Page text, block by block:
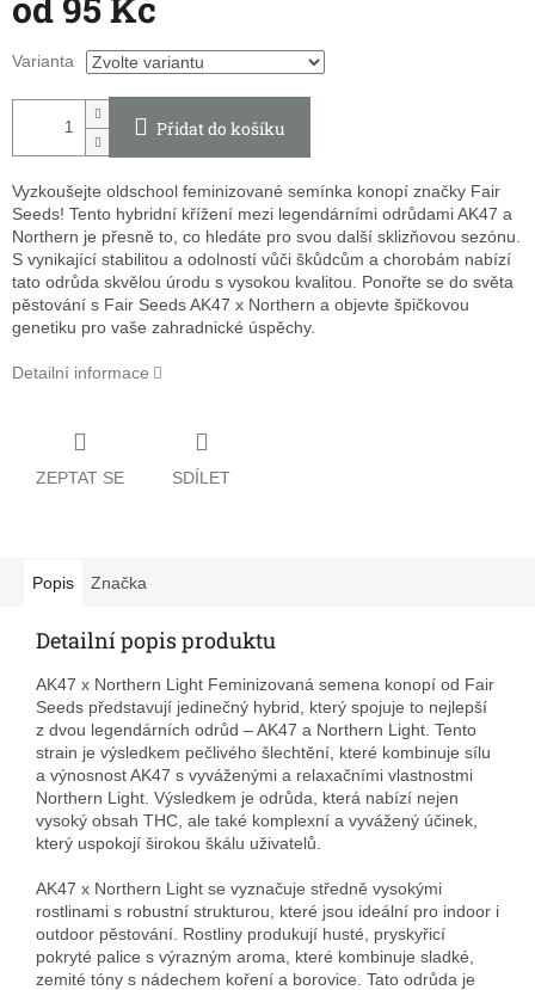
od 95 Kč
Měrná
cena:
Varianta
Přidat do košíku
Vyzkoušejte oldschool feminizované semínka konopí značky Fair
Seeds! Tento hybridní křížení mezi legendárními odrůdami AK47 a
Northern je přesně to, co hledáte pro svou další sklizňovou sezónu.
S vynikající stabilitou a odolností vůči škůdcům a chorobám nabízí
tato odrůda skvělou úrodu s vysokou kvalitou. Ponořte se do světa
pěstování s Fair Seeds AK47 x Northern a objevte špičkovou
genetiku pro vaše zahradnické úspěchy.
Detailní informace
ZEPTAT SE SDÍLET
Popis Značka
Detailní popis produktu
AK47 x Northern Light Feminizovaná semena konopí od Fair
Seeds představují jedinečný hybrid, který spojuje to nejlepší
z dvou legendárních odrůd – AK47 a Northern Light. Tento
strain je výsledkem pečlivého šlechtění, které kombinuje sílu
a výnosnost AK47 s vyváženými a relaxačními vlastnostmi
Northern Light. Výsledkem je odrůda, která nabízí nejen
vysoký obsah THC, ale také komplexní a vyvážený účinek,
který uspokojí širokou škálu uživatelů.
AK47 x Northern Light se vyznačuje středně vysokými
rostlinami s robustní strukturou, které jsou ideální pro indoor i
outdoor pěstování. Rostliny produkují husté, pryskyřicí
pokryté palice s výrazným aroma, které kombinuje sladké,
zemité tóny s nádechem koření a borovice. Tato odrůda je